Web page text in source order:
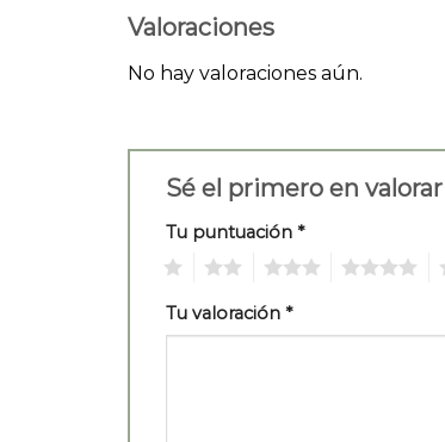
Valoraciones
No hay valoraciones aún.
Sé el primero en
Tu puntuación *
Tu valoración *